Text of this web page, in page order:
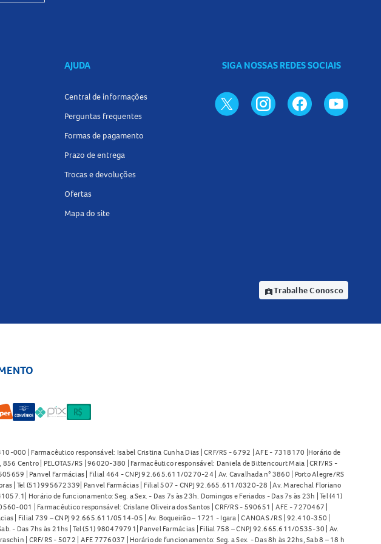
AJUDA
Central de informações
Perguntas frequentes
Formas de pagamento
Prazo de entrega
Trocas e devoluções
Ofertas
Mapa do site
SIGA NOSSAS REDES SOCIAIS
assignment_indTrabalhe Conosco
000 | Farmacêutico responsável: Isabel Cristina Cunha Dias | CRF/RS - 6792 | AFE - 7318170 |Horário de
Centro | PELOTAS/RS | 96020-380 | Farmacêutico responsável: Daniela de Bittencourt Maia | CRF/RS -
| Panvel Farmácias | Filial 464 - CNPJ 92.665.611/0270-24 | Av. Cavalhada n° 3860 | Porto Alegre/RS
| Tel (51) 995672339| Panvel Farmácias | Filial 507 - CNPJ 92.665.611/0320-28 | Av. Marechal Floriano
Horário de funcionamento: Seg. a Sex. - Das 7s às 23h. Domingos e Feriados - Das 7s às 23h | Tel (41)
001 | Farmacêutico responsável: Crislane Oliveira dos Santos | CRF/RS - 590651 | AFE - 7270467 |
| Filial 739 – CNPJ 92.665.611/0514-05 | Av. Boqueirão – 1721 - Igara | CANOAS /RS | 92.410-350 |
- Das 7hs às 21hs | Tel (51) 980479791| Panvel Farmácias | Filial 758 – CNPJ 92.665.611/0535-30 | Av.
| CRF/RS - 5072 | AFE 7776037 | Horário de funcionamento: Seg. a Sex. - Das 8h às 22hs, Sab 8 – 18 h